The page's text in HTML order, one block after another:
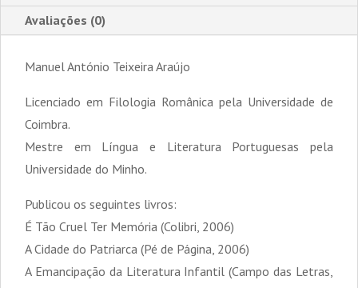
Avaliações (0)
Manuel António Teixeira Araújo
Licenciado em Filologia Românica pela Universidade de
Coimbra.
Mestre em Língua e Literatura Portuguesas pela
Universidade do Minho.
Publicou os seguintes livros:
É Tão Cruel Ter Memória (Colibri, 2006)
A Cidade do Patriarca (Pé de Página, 2006)
A Emancipação da Literatura Infantil (Campo das Letras,